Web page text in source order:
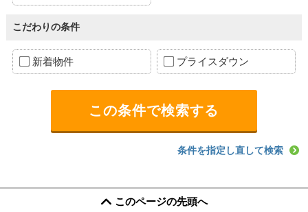
こだわりの条件
新着物件 プライスダウン
条件を指定し直して検索
このページの先頭へ